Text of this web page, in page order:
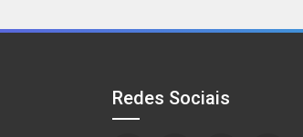
Redes Sociais